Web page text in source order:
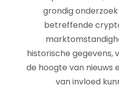
grondig
betreffende
historische gegevens,
de hoogte van nieuws
van invloed